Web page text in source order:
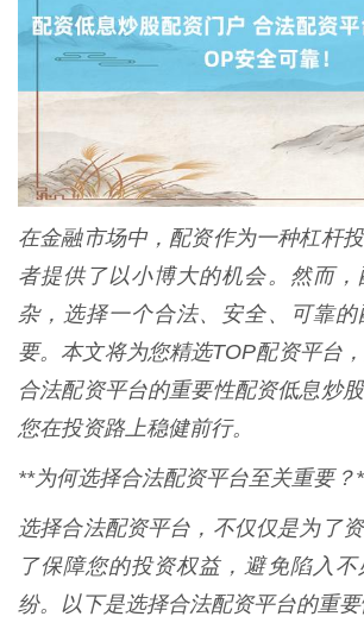
在金融市场中，配资作为一种杠杆
者提供了以小博大的机会。然而
杂，选择一个合法、安全、可靠
要。本文将为您精选TOP配资平台
合法配资平台的重要性配资低息炒
您在投资路上稳健前行。
**为何选择合法配资平台至关重要？
选择合法配资平台，不仅仅是为了
了保障您的投资权益，避免陷入
纷。以下是选择合法配资平台的重要